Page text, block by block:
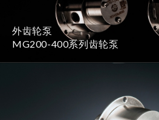
外齿轮泵
MG200-400系列齿轮泵